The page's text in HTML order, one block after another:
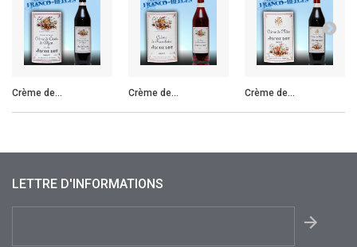
Crème de... Crème de... Crème de...
LETTRE D'INFORMATIONS